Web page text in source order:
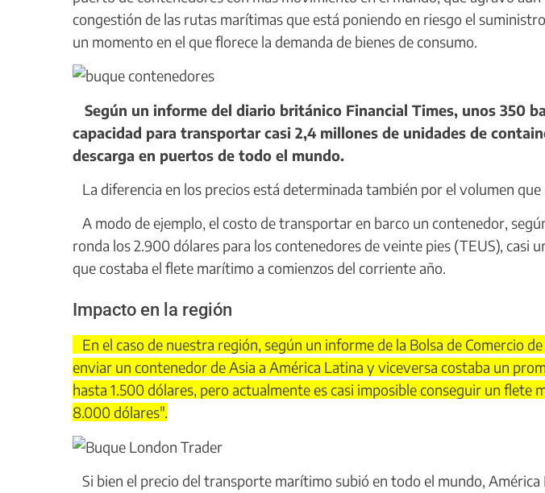
congestión de las rutas marítimas que está poniendo en riesgo el
un momento en el que florece la demanda de bienes de consumo.
Según un informe del diario británico Financial Times, unos 350
capacidad para transportar casi 2,4 millones de unidades de
descarga en puertos de todo el mundo.
La diferencia en los precios está determinada también por el volumen que
A modo de ejemplo, el costo de transportar en barco un contenedor,
ronda los 2.900 dólares para los contenedores de veinte pies (TEUS), casi
que costaba el flete marítimo a comienzos del corriente año.
Impacto en la región
En el caso de nuestra región, según un informe de la Bolsa de Comercio
enviar un contenedor de Asia a América Latina y viceversa costaba un
hasta 1.500 dólares, pero actualmente es casi imposible conseguir un flete
8.000 dólares".
Si bien el precio del transporte marítimo subió en todo el mundo,